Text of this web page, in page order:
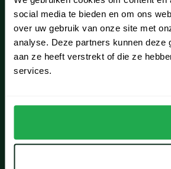
social media te bieden en om ons
over uw gebruik van onze site met
analyse. Deze partners kunnen deze
aan ze heeft verstrekt of die ze
services.
Lisse
Noordwijk
Oegstgeest